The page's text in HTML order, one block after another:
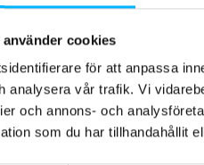
cookies
för att anpassa
analysera vår trafik. Vi
och annons- och
som du har tillhandahållit
apply now!
and search
at:https://